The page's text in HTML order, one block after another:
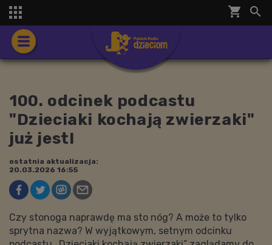
shopping_cart 

100. odcinek podcastu
"Dzieciaki kochają zwierzaki"
już jest!
ostatnia aktualizacja:
20.03.2026 16:55
Czy stonoga naprawdę ma sto nóg? A może to tylko
sprytna nazwa? W wyjątkowym, setnym odcinku